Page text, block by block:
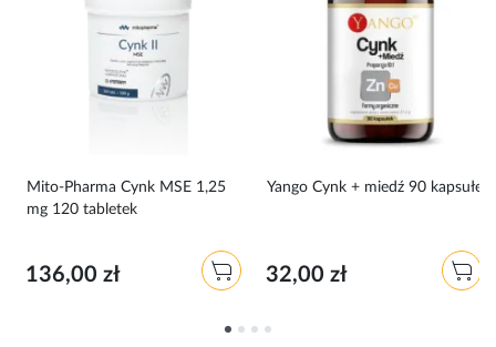
Mito-Pharma Cynk MSE 1,25
mg 120 tabletek
136,00 zł
Yango Cynk + miedź 90 kapsułek
32,00 zł